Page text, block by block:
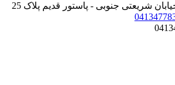
شریعتی جنوبی - پاستور قدیم پلاک 25